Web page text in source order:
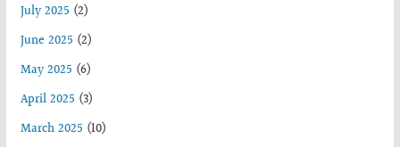
July 2025 (2)
June 2025 (2)
May 2025 (6)
April 2025 (3)
March 2025 (10)